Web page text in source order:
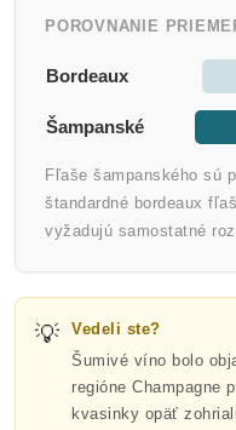
POROVNANIE
Bordeaux
Šampanské
Fľaše šampanského sú
štandardné bordeaux
vyžadujú samostatné
💡
Vedeli ste?
Šumivé víno bolo
regióne Champagne
kvasinky opäť